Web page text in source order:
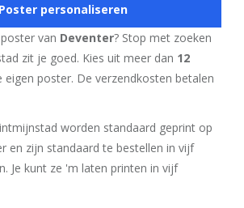
Poster personaliseren
van Deventer? Stop met zoeken
zit je goed. Kies uit meer dan 12
eigen poster. De verzendkosten betalen
worden standaard geprint op
en zijn standaard te bestellen in vijf
Je kunt ze 'm laten printen in vijf